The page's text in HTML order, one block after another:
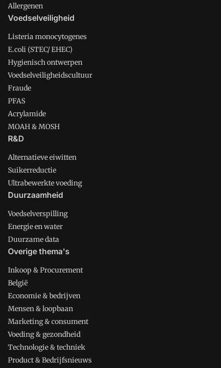
Allergenen
Voedselveiligheid
Listeria monocytogenes
E.coli (STEC/ EHEC)
Hygienisch ontwerpen
Voedselveiligheidscultuur
Fraude
PFAS
Acrylamide
MOAH & MOSH
R&D
Alternatieve eiwitten
Suikerreductie
Ultrabewerkte voeding
Duurzaamheid
Voedselverspilling
Energie en water
Duurzame data
Overige thema's
Inkoop & Procurement
België
Economie & bedrijven
Mensen & loopbaan
Marketing & consument
Voeding & gezondheid
Technologie & techniek
Product & Bedrijfsnieuws